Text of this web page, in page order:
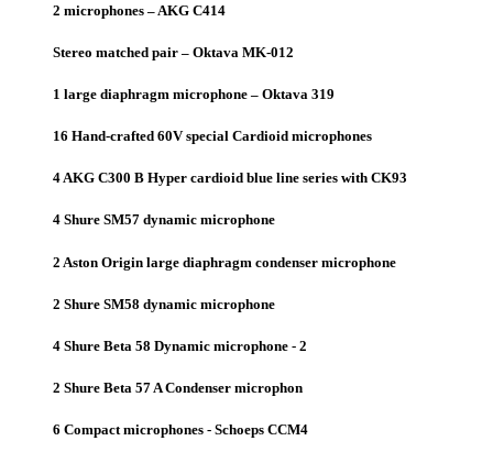
2 microphones – AKG C414
Stereo matched pair – Oktava MK-012
1 large diaphragm microphone – Oktava 319
16 Hand-crafted 60V special Cardioid microphones
4 AKG C300 B Hyper cardioid blue line series with CK93
4 Shure SM57 dynamic microphone
2 Aston Origin large diaphragm condenser microphone
2 Shure SM58 dynamic microphone
4 Shure Beta 58 Dynamic microphone - 2
2 Shure Beta 57 A Condenser microphon
6 Compact microphones - Schoeps CCM4